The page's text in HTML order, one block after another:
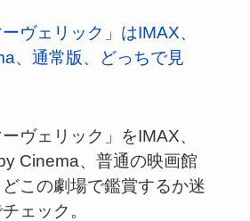
ヴェリック」はIMAX、
、通常版、どっちで見
ヴェリック」をIMAX、
Cinema、普通の映画館
この劇場で鑑賞するか迷
ェック。